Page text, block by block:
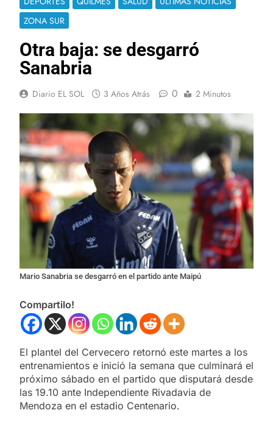
ZONA SUR
Otra baja: se desgarró
Sanabria
Diario EL SOL 3 Años Atrás 0 2 Minutos
Mario Sanabria se desgarró en el partido ante Maipú
Compartilo!
El plantel del Cervecero retornó este martes a los
entrenamientos e inició la semana que culminará el
próximo sábado en el partido que disputará desde
las 19.10 ante Independiente Rivadavia de
Mendoza en el estadio Centenario.